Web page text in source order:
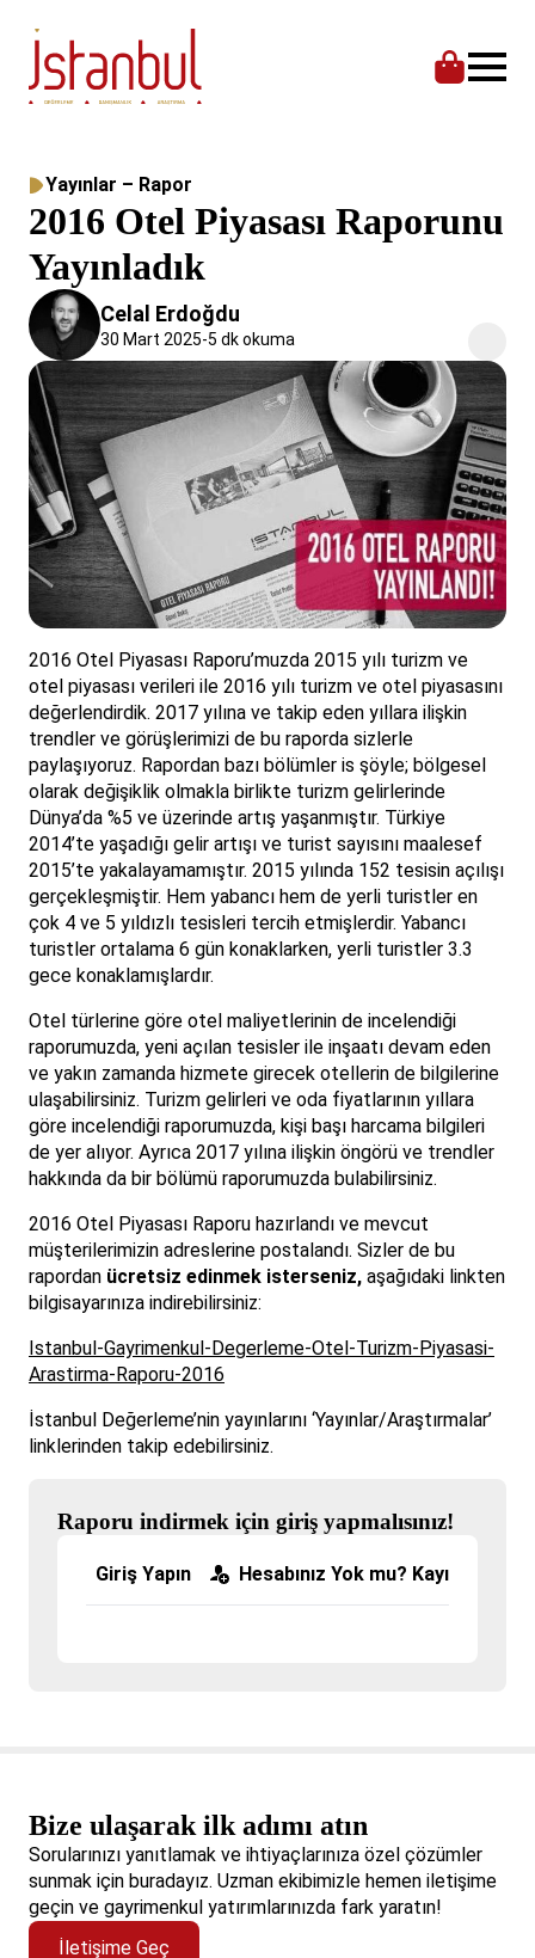
Yayınlar – Rapor
2016 Otel Piyasası Raporunu
Yayınladık
Celal Erdoğdu
30 Mart 2025-5 dk okuma
2016 Otel Piyasası Raporu’muzda 2015 yılı turizm ve
otel piyasası verileri ile 2016 yılı turizm ve otel piyasasını
değerlendirdik. 2017 yılına ve takip eden yıllara ilişkin
trendler ve görüşlerimizi de bu raporda sizlerle
paylaşıyoruz. Rapordan bazı bölümler is şöyle; bölgesel
olarak değişiklik olmakla birlikte turizm gelirlerinde
Dünya’da %5 ve üzerinde artış yaşanmıştır. Türkiye
2014’te yaşadığı gelir artışı ve turist sayısını maalesef
2015’te yakalayamamıştır. 2015 yılında 152 tesisin açılışı
gerçekleşmiştir. Hem yabancı hem de yerli turistler en
çok 4 ve 5 yıldızlı tesisleri tercih etmişlerdir. Yabancı
turistler ortalama 6 gün konaklarken, yerli turistler 3.3
gece konaklamışlardır.
Otel türlerine göre otel maliyetlerinin de incelendiği
raporumuzda, yeni açılan tesisler ile inşaatı devam eden
ve yakın zamanda hizmete girecek otellerin de bilgilerine
ulaşabilirsiniz. Turizm gelirleri ve oda fiyatlarının yıllara
göre incelendiği raporumuzda, kişi başı harcama bilgileri
de yer alıyor. Ayrıca 2017 yılına ilişkin öngörü ve trendler
hakkında da bir bölümü raporumuzda bulabilirsiniz.
2016 Otel Piyasası Raporu hazırlandı ve mevcut
müşterilerimizin adreslerine postalandı. Sizler de bu
rapordan ücretsiz edinmek isterseniz, aşağıdaki linkten
bilgisayarınıza indirebilirsiniz:
Istanbul-Gayrimenkul-Degerleme-Otel-Turizm-Piyasasi-
Arastirma-Raporu-2016
İstanbul Değerleme’nin yayınlarını ‘Yayınlar/Araştırmalar’
linklerinden takip edebilirsiniz.
Raporu indirmek için giriş yapmalısınız!
Giriş Yapın Hesabınız Yok mu? Kayıt Olun!
Bize ulaşarak ilk adımı atın
Sorularınızı yanıtlamak ve ihtiyaçlarınıza özel çözümler
sunmak için buradayız. Uzman ekibimizle hemen iletişime
geçin ve gayrimenkul yatırımlarınızda fark yaratın!
İletişime Geç